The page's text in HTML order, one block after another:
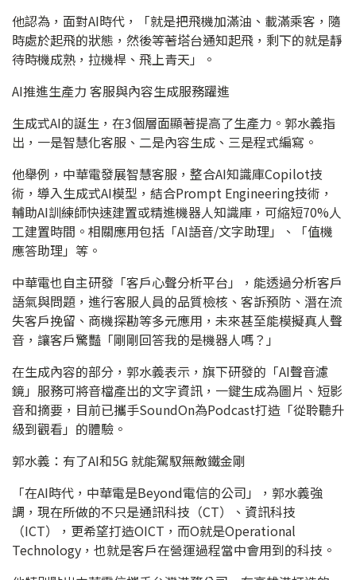
他認為，面對AI時代，「就是把飛機加滿油、載滿乘客，隨
時處於起飛的狀態，然後等著塔台通知起飛，剩下的就是靜
待時機成熟，拉機桿、飛上青天」。
AI推進生產力 客服與內容生成服務躍進
生成式AI的誕生，在3個層面顯著提高了生產力。郭水義指
出，一是智慧化客服、二是內容生成、三是程式編寫。
他舉例，中華電發展智慧客服，整合AI知識庫Copilot技
術，導入生成式AI模型，結合Prompt Engineering技術，
輔助AI訓練師快速建置或精進機器人知識庫，可縮短70%人
工建置時間。相關應用包括「AI語音/文字助理」、「值機
應答助理」等。
中華電也自主研發「客戶心聲分析平台」，能透過分析客戶
語氣與問題，進行客服人員的品質檢核、客訴預防、潛在流
失客戶挽留、商機探勘等多元應用，未來甚至能模擬真人聲
音，讓客戶驚豔「剛剛回答我的是機器人嗎？」
在生成內容的部分，郭水義表示，旗下研發的「AI聲音濾
鏡」服務可將音檔產出的文字資訊，一鍵生成為圖片、短影
音和摘要，目前已攜手SoundOn為Podcast打造「從聆聽升
級到觀看」的體驗。
郭水義：有了AI和5G 就能駕馭無敵鐵金剛
「在AI時代，中華電是Beyond電信的公司」，郭水義強
調，現在所做的不只是通訊科技（CT）、資訊科技
（ICT），更希望打造OICT，而O就是Operational
Technology，也就是客戶在營運過程當中會用到的科技。